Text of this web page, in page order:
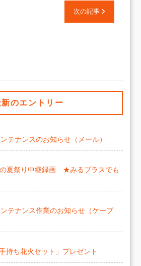
次の記事
新のエントリー
テナンスのお知らせ（メール）
の夏祭り中継録画 ★みるプラスでも
テナンス作業のお知らせ（ケーブ
持ち花火セット」プレゼント